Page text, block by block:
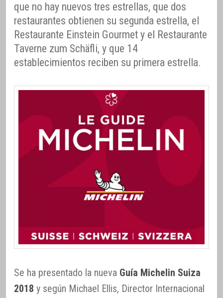
que no hay nuevos tres estrellas, que dos
restaurantes obtienen su segunda estrella, el
Restaurante Einstein Gourmet y el Restaurante
Taverne zum Schäfli, y que 14
establecimientos reciben su primera estrella.
Se ha presentado la nueva Guía Michelin Suiza
2018 y según Michael Ellis, Director Internacional